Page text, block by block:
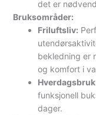
det er
Bruksområder:
Friluftsliv:
bekledning er
og komfort i
funksjonell
dager.